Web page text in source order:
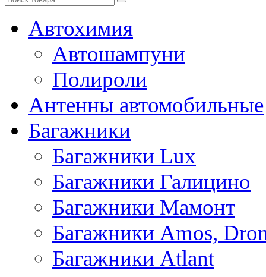
Автохимия
Автошампуни
Полироли
Антенны автомобильные
Багажники
Багажники Lux
Багажники Галицино
Багажники Мамонт
Багажники Amos,
Багажники Atlant